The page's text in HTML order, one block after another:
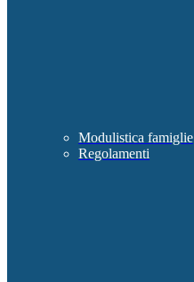
Modulistica famiglie
Regolamenti